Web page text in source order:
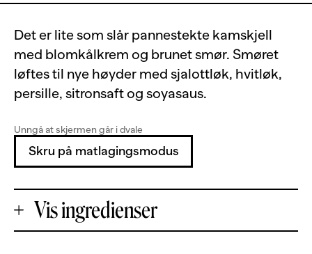
Det er lite som slår pannestekte kamskjell
med blomkålkrem og brunet smør. Smøret
løftes til nye høyder med sjalottløk, hvitløk,
persille, sitronsaft og soyasaus.
Unngå at skjermen går i dvale
Skru på matlagingsmodus
Vis ingredienser